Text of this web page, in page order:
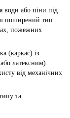
води або піни під
поширений тип
пожежних
(каркас) із
латексним).
від механічних
та